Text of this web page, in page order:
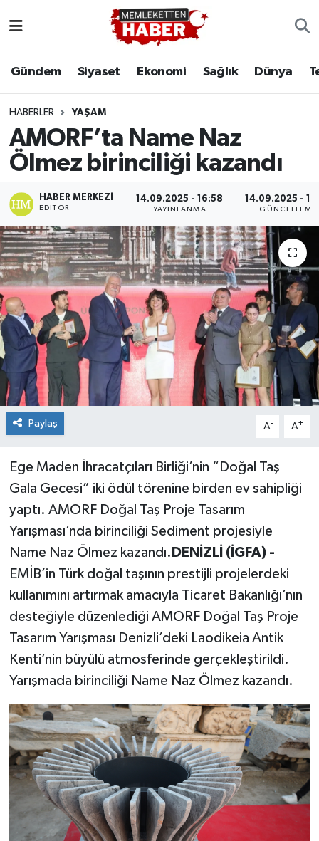
Gündem Siyaset Ekonomi Sağlık Dünya
HABERLER YAŞAM
AMORF’ta Name Naz
Ölmez birinciliği kazandı
HABER MERKEZI
EDITÖR
14.09.2025 - 16:58
YAYINLANMA
14.09.2025 -
GÜNCELLEME
Paylaş A- A+
Ege Maden İhracatçıları Birliği’nin “Doğal Taş
Gala Gecesi” iki ödül törenine birden ev sahipliği
yaptı. AMORF Doğal Taş Proje Tasarım
Yarışması’nda birinciliği Sediment projesiyle
Name Naz Ölmez kazandı. DENİZLİ (İGFA) -
EMİB’in Türk doğal taşının prestijli projelerdeki
kullanımını artırmak amacıyla Ticaret Bakanlığı’nın
desteğiyle düzenlediği AMORF Doğal Taş Proje
Tasarım Yarışması Denizli’deki Laodikeia Antik
Kenti’nin büyülü atmosferinde gerçekleştirildi.
Yarışmada birinciliği Name Naz Ölmez kazandı.